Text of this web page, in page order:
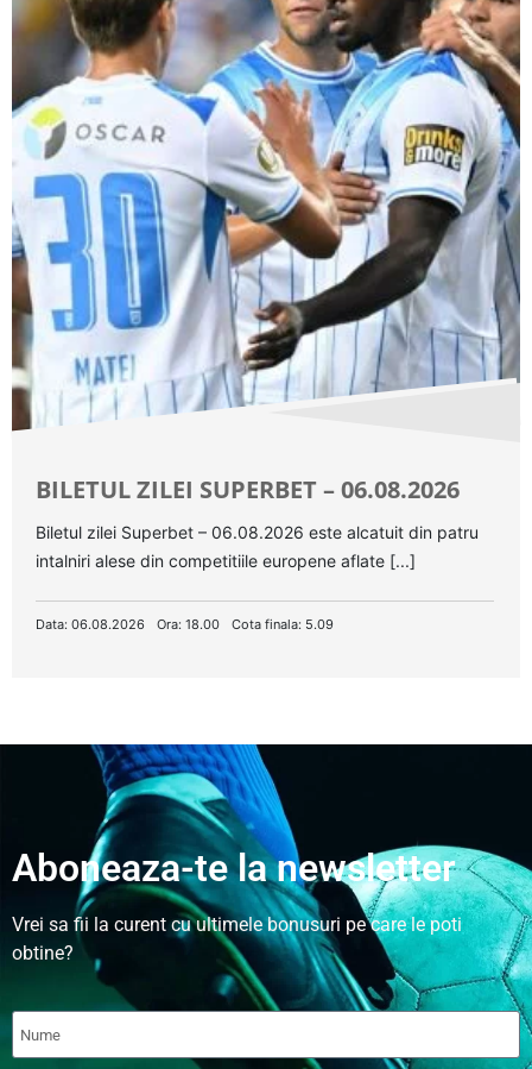
BILETUL ZILEI SUPERBET – 06.08.2026
Biletul zilei Superbet – 06.08.2026 este alcatuit din patru
intalniri alese din competitiile europene aflate [...]
Data: 06.08.2026 Ora: 18.00 Cota finala: 5.09
Aboneaza-te la newsletter
Vrei sa fii la curent cu ultimele bonusuri pe care le poti
obtine?